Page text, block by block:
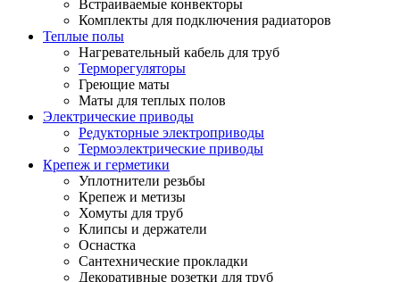
Встраиваемые конвекторы
Комплекты для подключения радиаторов
Теплые полы
Нагревательный кабель для труб
Терморегуляторы
Греющие маты
Маты для теплых полов
Электрические приводы
Редукторные электроприводы
Термоэлектрические приводы
Крепеж и герметики
Уплотнители резьбы
Крепеж и метизы
Хомуты для труб
Клипсы и держатели
Оснастка
Сантехнические прокладки
Декоративные розетки для труб